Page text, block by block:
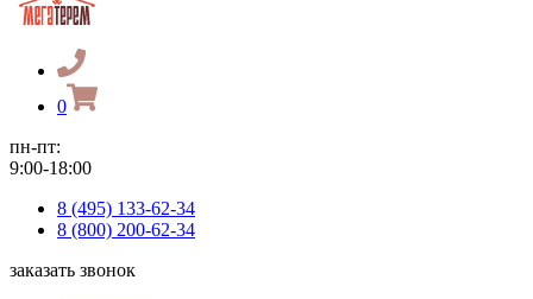
0
пн-пт:
9:00-18:00
8 (495) 133-62-34
8 (800) 200-62-34
заказать звонок